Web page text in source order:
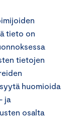
tieto on
tietojen
huomioida
ja
osalta